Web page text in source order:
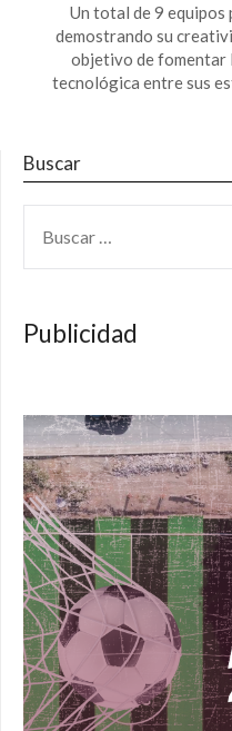
Un total de 9
demostrando su
objetivo de fomentar
tecnológica entre sus
Buscar
Publicidad